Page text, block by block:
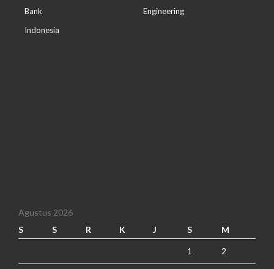
Bank
Indonesia
Engineering
Agustus 2026
S
S R K J S M
1 2